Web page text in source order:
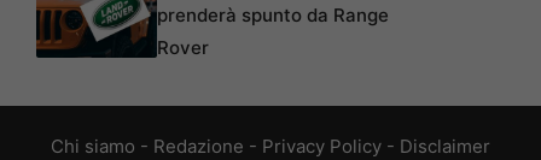
prenderà spunto da Range
Rover
Chi siamo - Redazione - Privacy Policy - Disclaimer